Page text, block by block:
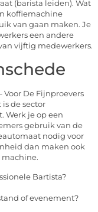
(barista leiden). Wat
koffiemachine
van gaan maken. Je
een andere
vijftig medewerkers.
Voor De Fijnproevers
de sector
Werk je op een
gebruik van de
nodig voor
dan maken ook
of evenement?